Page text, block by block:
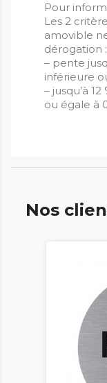
Pour
Les 2
amovible
dérogation :
– pente
inférieure
– jusqu’à
ou égale à
Nos